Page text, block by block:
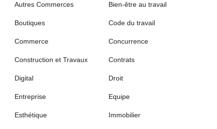
Autres Commerces Bien-être au travail
Boutiques Code du travail
Commerce Concurrence
Construction et Travaux Contrats
Digital Droit
Entreprise Equipe
Esthétique Immobilier